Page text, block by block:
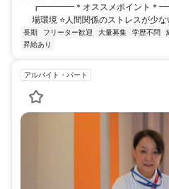
┏━━━━＊オススメポイント＊
場環境 ⭐️人間関係のストレスが少
長期 フリーター歓迎 大量募集 学歴不問
昇給あり
アルバイト・パート